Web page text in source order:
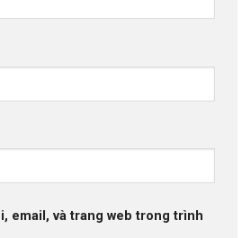
email, và trang web trong trình